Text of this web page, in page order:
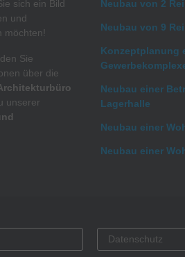
sich ein Bild
und
möchten!
Sie
über die
unserer
Neubau von 2
Neubau von 9
Konzeptplanung
Neubau einer
Lagerhalle
Neubau einer
Neubau einer
Datenschutz